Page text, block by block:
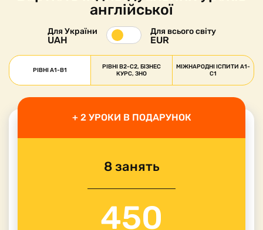
англійської
Для України
UAH
Для всього світу
EUR
РІВНІ A1-B1
РІВНІ B2-C2, БІЗНЕС
КУРС, ЗНО
МІЖНАРОДНІ ІСПИТИ A1-
C1
+ 2 УРОКИ В ПОДАРУНОК
8 занять
450